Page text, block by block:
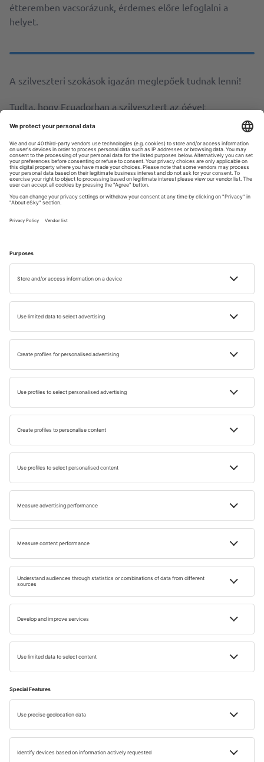
étteremben vacsorázunk, érdemes előre lefoglalni a
helyet.
A szilveszteri szokások igazán meglepőek tudnak lenni!
Tudta, hogy Ecuadorban a szilvesztert az óévet
szimbolizáló képmások elégetésével ünneplik, hogy
hogy tányérokat dobnak a barátok ajtajára, hogy
szerencsét hozzanak. A Fülöp-szigeteken a lakosok 12
kerek gyümölcsöt gyűjtenek az asztalra, és azt hiszik,
hogy a következő évben azok jólétet hoznak. A kerek
gyümölcsök a gazdagságot és a jólétet szimbolizálják,
mert a formájuk érmékre emlékeztet.
Olcsó szilveszter meleg országokban – hogyan
spóroljunk?
Kíváncsi, töltheti-e gazdaságosan a szilvesztert
Magyarország kívül? Ez lehetséges! Szükség lehet
elmegyünk a barátokkal, és foglalunk szállást, ahol
főzhetünk. Az is jó ötlet lehet, ha kevésbé népszerű
utazási célpontokat választ. Az olcsó külföldi szilveszter
nagyobb rugalmasságot és jó tervezést igényel, de
ugyanolyan örömet tud nyújtani, mint a drágább
lehetőségek.
FAQ
Miért érdemes szilveszterkor külföldön utazni?
Melyik az 8 legjobb úti cél szilveszterre?
Van-e hagyomány Szilveszterkor a Kanári-
szigeteken?
Milyen az újévi ünnepség Velencében?
Milyen a szilveszter Balin?
Miért érdemes szilveszterkor meglátogatni